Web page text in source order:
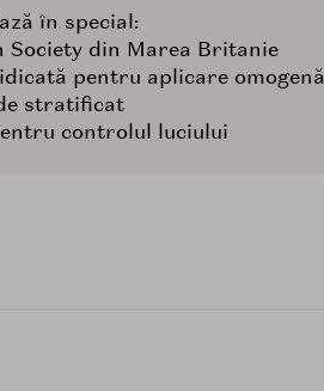
în special:
Society din Marea Britanie
pentru aplicare omogenă
stratificat
controlul luciului